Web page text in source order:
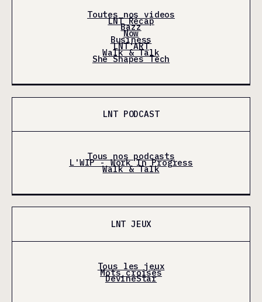
Toutes nos videos
LNT Récap
Bazz
Now
Business
LNT'ART
Walk & Talk
She Shapes Tech
LNT PODCAST
Tous nos podcasts
L'WIP - Work In Progress
Walk & Talk
LNT JEUX
Tous les jeux
Mots croisés
DevineStar